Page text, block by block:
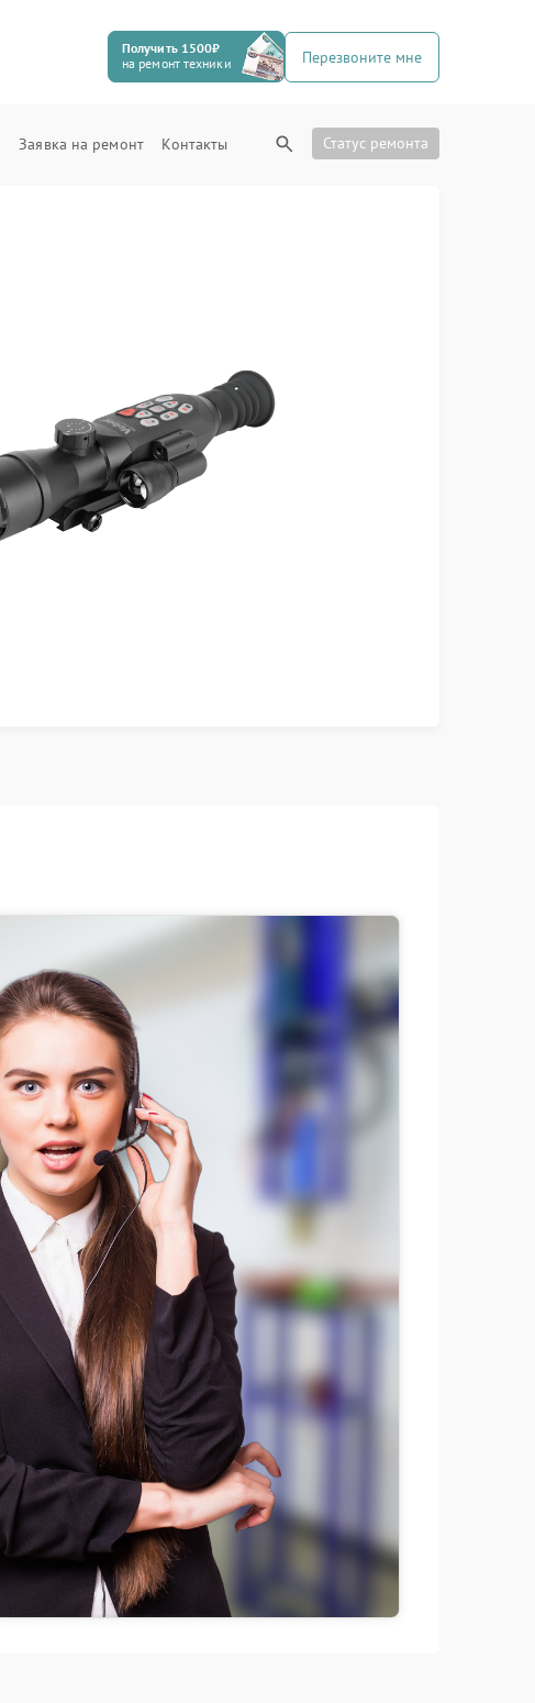
Получить 1500₽
на ремонт техники
Перезвоните мне
Заявка на ремонт Контакты Статус ремонта